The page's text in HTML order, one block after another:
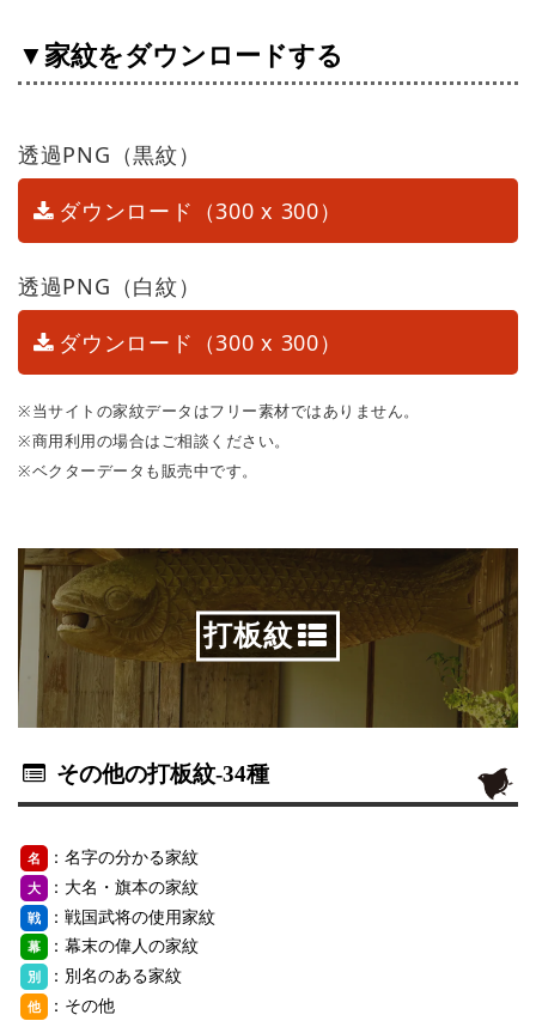
▼家紋をダウンロードする
透過PNG（黒紋）
ダウンロード（300 x 300）
透過PNG（白紋）
ダウンロード（300 x 300）
※当サイトの家紋データはフリー素材ではありません。
※商用利用の場合はご相談ください。
※ベクターデータも販売中です。
打板紋
その他の打板紋-34種
名 ：名字の分かる家紋
大 ：大名・旗本の家紋
戦 ：戦国武将の使用家紋
幕 ：幕末の偉人の家紋
別 ：別名のある家紋
他 ：その他